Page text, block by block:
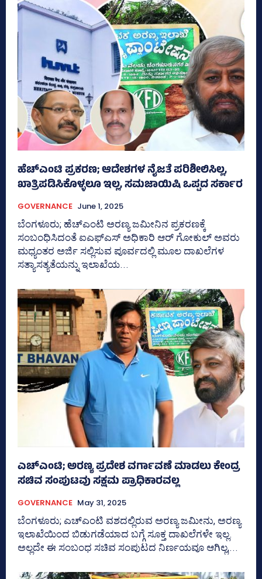
ಹೆಚ್‌ಎಂಟಿ ಪ್ರಕರಣ; ಆದೇಶಗಳ ನೈಜತೆ ಪರಿಶೀಲಿಸಿಲ್ಲ,
ಖಾತ್ರಿಪಡಿಸಿಕೊಳ್ಳಲೂ ಇಲ್ಲ, ಸಮಜಾಯಿಷಿ ಒಪ್ಪದ ಸರ್ಕಾರ
GOVERNANCE June 1, 2025
ಬೆಂಗಳೂರು; ಹೆಚ್‌ಎಂಟಿ ಅರಣ್ಯ ಜಮೀನಿನ ಪ್ರಕರಣಕ್ಕೆ
ಸಂಬಂಧಿಸಿದಂತೆ ಐಎಫ್‌ಎಸ್‌ ಅಧಿಕಾರಿ ಆರ್‍‌ ಗೋಕುಲ್‌ ಅವರು
ಮಧ್ಯಂತರ ಅರ್ಜಿ ಸಲ್ಲಿಸುವ ಪೂರ್ವದಲ್ಲಿ ಮೂಲ ದಾಖಲೆಗಳ
ಸತ್ಯಾಸತ್ಯತೆಯನ್ನು ಇಲಾಖೆಯ...
ಎಚ್‌ಎಂಟಿ; ಅರಣ್ಯ ಪ್ರದೇಶ ವರ್ಗಾವಣೆ ಮಾಡಲು ಕೇಂದ್ರ
ಸಚಿವ ಸಂಪುಟವು ಸಕ್ಷಮ ಪ್ರಾಧಿಕಾರವಲ್ಲ
GOVERNANCE May 31, 2025
ಬೆಂಗಳೂರು; ಎಚ್‌ಎಂಟಿ ವಶದಲ್ಲಿರುವ ಅರಣ್ಯ ಜಮೀನು, ಅರಣ್ಯ
ಇಲಾಖೆಯಿಂದ ಬಿಡುಗಡೆಯಾದ ಬಗ್ಗೆ ಸೂಕ್ತ ದಾಖಲೆಗಳೇ ಇಲ್ಲ.
ಅಲ್ಲದೇ ಈ ಸಂಬಂಧ ಸಚಿವ ಸಂಪುಟದ ನಿರ್ಣಯವೂ ಆಗಿಲ್ಲ,...